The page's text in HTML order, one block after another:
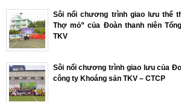
Sôi nổi chương trình giao lưu thể
Thợ mỏ” của Đoàn thanh niên
TKV
Sôi nổi chương trình giao lưu của
công ty Khoáng sản TKV – CTCP